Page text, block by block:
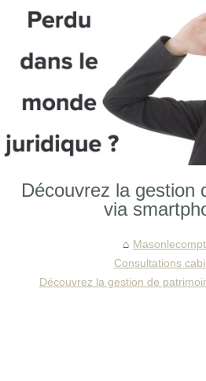
Découvrez la gestion
via
Consultations
Découvrez la gestion de